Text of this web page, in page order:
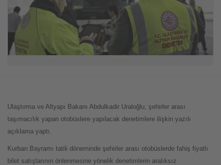
Ulaştırma ve Altyapı Bakanı Abdulkadir Uraloğlu, şehirler arası
taşımacılık yapan otobüslere yapılacak denetimlere ilişkin yazılı
açıklama yaptı.
Kurban Bayramı tatili döneminde şehirler arası otobüslerde fahiş fiyatlı
bilet satışlarının önlenmesine yönelik denetimlerin aralıksız